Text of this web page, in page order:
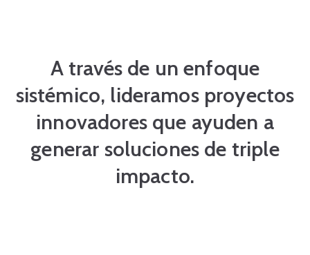
A través de un enfoque
sistémico, lideramos proyectos
innovadores que ayuden a
generar soluciones de triple
impacto.